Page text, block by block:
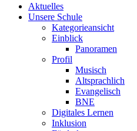
Aktuelles
Unsere Schule
Kategorieansicht
Einblick
Panoramen
Profil
Musisch
Altsprachlich
Evangelisch
BNE
Digitales Lernen
Inklusion